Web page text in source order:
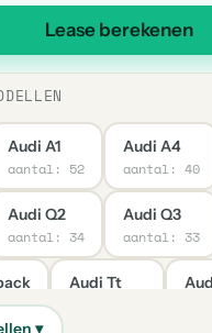
Lease berekenen
Audi A1
aantal: 52
Audi A4
aantal: 40
Audi Q2
aantal: 34
Audi Q3
aantal: 33
Audi Tt